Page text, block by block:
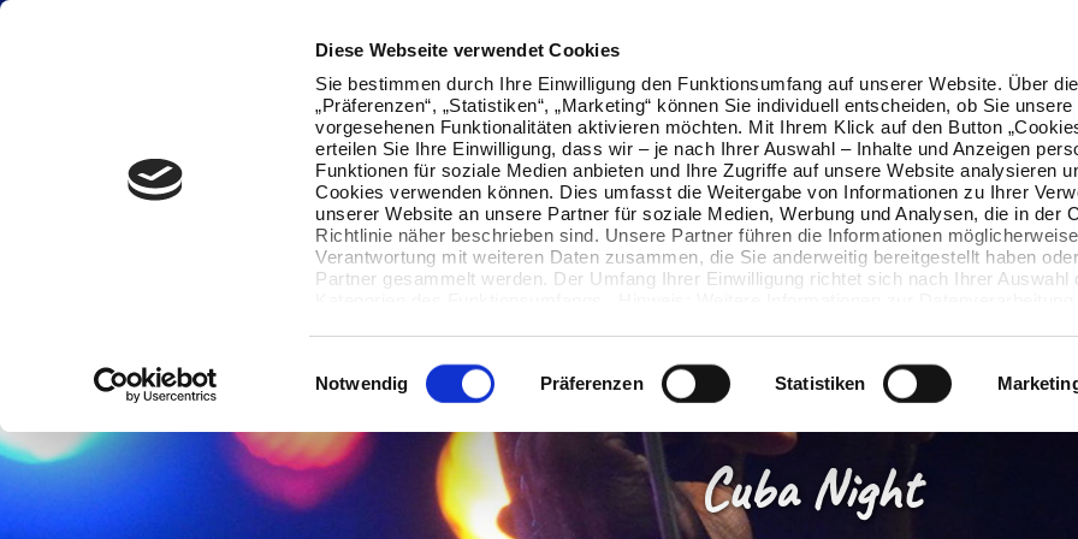
Diese Webseite verwendet Cookies
Sie bestimmen durch Ihre Einwilligung den Funktionsumfang auf unserer Website. Über
„Präferenzen“, „Statistiken“, „Marketing“ können Sie individuell entscheiden, ob Sie unsere
vorgesehenen Funktionalitäten aktivieren möchten. Mit Ihrem Klick auf den Button
erteilen Sie Ihre Einwilligung, dass wir – je nach Ihrer Auswahl – Inhalte und Anzeigen
Funktionen für soziale Medien anbieten und Ihre Zugriffe auf unsere Website analysieren
Cookies verwenden können. Dies umfasst die Weitergabe von Informationen zu Ihrer
unserer Website an unsere Partner für soziale Medien, Werbung und Analysen, die in der
Richtlinie näher beschrieben sind. Unsere Partner führen die Informationen
Verantwortung mit weiteren Daten zusammen, die Sie anderweitig bereitgestellt haben
Partner gesammelt werden. Der Umfang Ihrer Einwilligung richtet sich nach Ihrer Auswahl
Ihre Einwilligung jederzeit widerrufen, ohne dass hiervon die Zulässigkeit der vorherigen
Datenverarbeitung berührt wird.
Einwilligungsauswahl
Notwendig Präferenzen Statistiken
Cuba Night